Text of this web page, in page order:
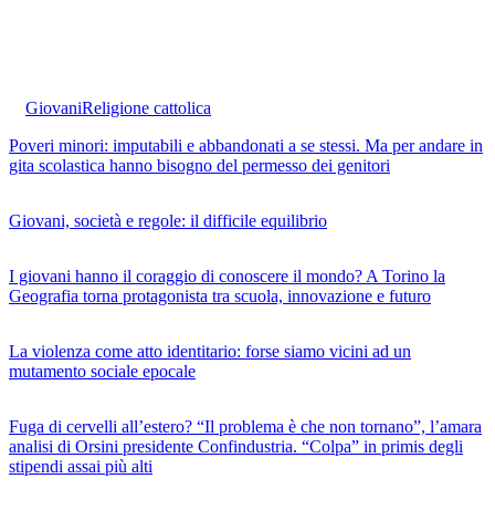
GiovaniReligione cattolica
Poveri minori: imputabili e abbandonati a se stessi. Ma per andare in
gita scolastica hanno bisogno del permesso dei genitori
Giovani, società e regole: il difficile equilibrio
I giovani hanno il coraggio di conoscere il mondo? A Torino la
Geografia torna protagonista tra scuola, innovazione e futuro
La violenza come atto identitario: forse siamo vicini ad un
mutamento sociale epocale
Fuga di cervelli all’estero? “Il problema è che non tornano”, l’amara
analisi di Orsini presidente Confindustria. “Colpa” in primis degli
stipendi assai più alti